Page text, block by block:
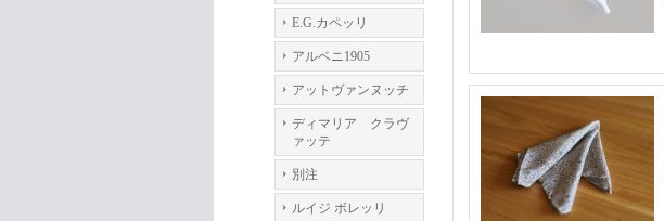
E.G.カペッリ
アルベニ1905
アットヴァンヌッチ
ディマリア クラヴ
ァッテ
別注
ルイジ ボレッリ